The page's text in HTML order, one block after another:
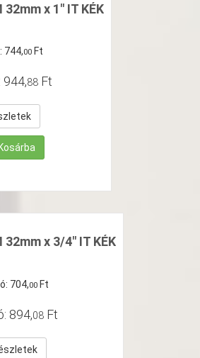
x 1" IT KÉK
744,00 Ft
944,88 Ft
Kosárba
32mm x 3/4" IT KÉK
704,00 Ft
894,08 Ft